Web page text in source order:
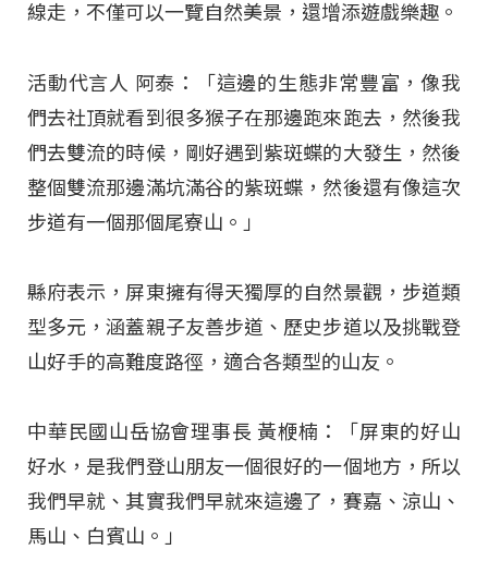
線走，不僅可以一覽自然美景，還增添遊戲樂趣。
活動代言人 阿泰：「這邊的生態非常豐富，像我
們去社頂就看到很多猴子在那邊跑來跑去，然後我
們去雙流的時候，剛好遇到紫斑蝶的大發生，然後
整個雙流那邊滿坑滿谷的紫斑蝶，然後還有像這次
步道有一個那個尾寮山。」
縣府表示，屏東擁有得天獨厚的自然景觀，步道類
型多元，涵蓋親子友善步道、歷史步道以及挑戰登
山好手的高難度路徑，適合各類型的山友。
中華民國山岳協會理事長 黃楩楠：「屏東的好山
好水，是我們登山朋友一個很好的一個地方，所以
我們早就、其實我們早就來這邊了，賽嘉、涼山、
馬山、白賓山。」